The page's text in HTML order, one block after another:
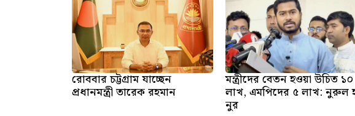
রোববার চট্টগ্রাম যাচ্ছেন
প্রধানমন্ত্রী তারেক রহমান
মন্ত্রীদের বেতন হওয়া উচিত ১০
লাখ, এমপিদের ৫ লাখ: নুরুল
নুর